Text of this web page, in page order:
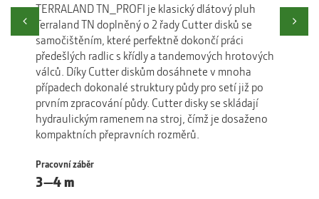
Previous
TERRALAND TN_PROFI je klasický dlátový pluh
Terraland TN doplněný o 2 řady Cutter disků se
samočištěním, které perfektně dokončí práci
předešlých radlic s křídly a tandemových hrotových
válců. Díky Cutter diskům dosáhnete v mnoha
případech dokonalé struktury půdy pro setí již po
prvním zpracování půdy. Cutter disky se skládají
hydraulickým ramenem na stroj, čímž je dosaženo
kompaktních přepravních rozměrů.
Pracovní záběr
3—4 m